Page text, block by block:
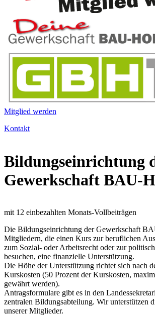
Mitglied werden
Kontakt
Bildungseinrichtung
Gewerkschaft BAU-
mit 12 einbezahlten Monats-Vollbeiträgen
Die Bildungseinrichtung der Gewerkschaft
Mitgliedern, die einen Kurs zur beruflichen
zum Sozial- oder Arbeitsrecht oder zur
besuchen, eine finanzielle Unterstützung.
Die Höhe der Unterstützung richtet sich nach
Kurskosten (50 Prozent der Kurskosten,
gewährt werden).
Antragsformulare gibt es in den
zentralen Bildungsabteilung. Wir unterstützen
unserer Mitglieder.